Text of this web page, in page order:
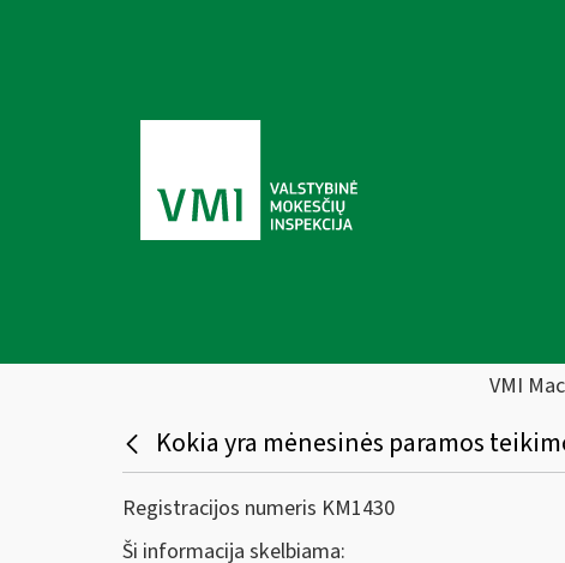
VMI
Kokia yra mėnesinės paramos
Registracijos numeris KM1430
Ši informacija skelbiama: